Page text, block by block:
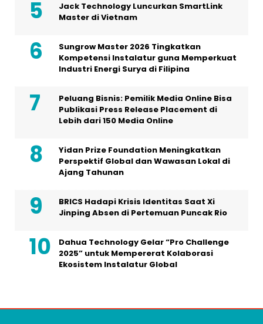
Jack Technology Luncurkan SmartLink
Master di Vietnam
Sungrow Master 2026 Tingkatkan
Kompetensi Instalatur guna Memperkuat
Industri Energi Surya di Filipina
Peluang Bisnis: Pemilik Media Online Bisa
Publikasi Press Release Placement di
Lebih dari 150 Media Online
Yidan Prize Foundation Meningkatkan
Perspektif Global dan Wawasan Lokal di
Ajang Tahunan
BRICS Hadapi Krisis Identitas Saat Xi
Jinping Absen di Pertemuan Puncak Rio
Dahua Technology Gelar “Pro Challenge
2025” untuk Mempererat Kolaborasi
Ekosistem Instalatur Global